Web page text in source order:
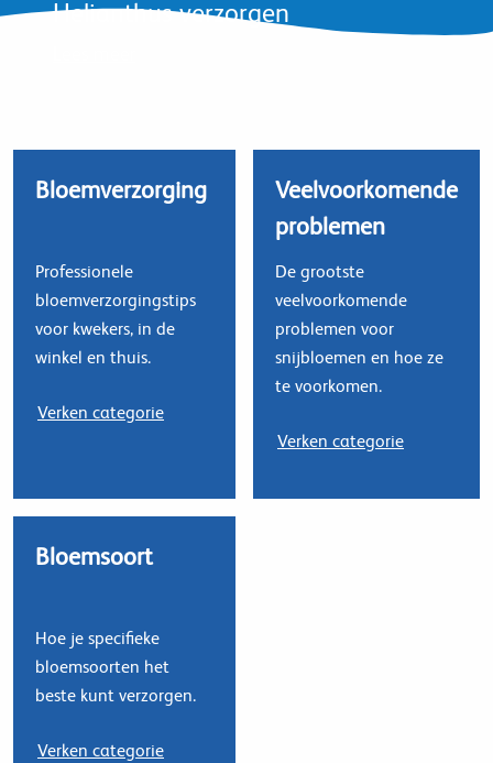
Helianthus verzorgen
Bloemverzorging
Professionele
bloemverzorgingstips
voor kwekers, in de
winkel en thuis.
Verken categorie
Veelvoorkomende
problemen
De grootste
veelvoorkomende
problemen voor
snijbloemen en hoe ze
te voorkomen.
Verken categorie
Bloemsoort
Hoe je specifieke
bloemsoorten het
beste kunt verzorgen.
Verken categorie